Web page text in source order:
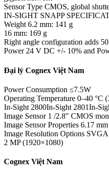
Sensor Type CMOS, global
IN-SIGHT SNAPP
Weight 6.2 mm: 141 g
16 mm: 169 g
Right angle configuration adds
Power 24 V DC +/- 10% and
Đại lý Cognex Việt Nam
Power Consumption ≤7.5W
Operating Temperature 0–40 °C
In-Sight 2800In-Sight 2801In-
Image Sensor 1 /2.8″ CMOS
Image Sensor Properties 6.17
Image Resolution Options
2 MP (1920×1080)
Cognex Việt Nam